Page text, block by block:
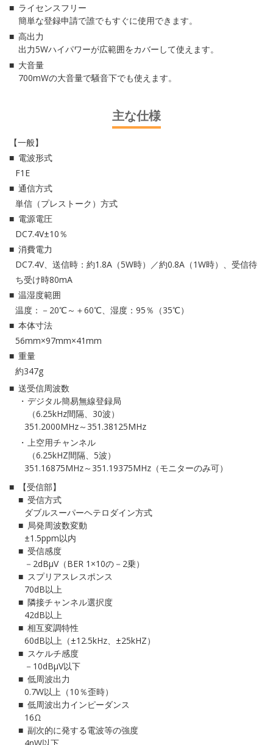
ライセンスフリー
簡単な登録申請で誰でもすぐに使用できます。
高出力
出力5Wハイパワーが広範囲をカバーして使えます。
大音量
700mWの大音量で騒音下でも使えます。
主な仕様
【一般】
電波形式
F1E
通信方式
単信（プレストーク）方式
電源電圧
DC7.4V±10％
消費電力
DC7.4V、送信時：約1.8A（5W時）／約0.8A（1W時）、受信待
ち受け時80mA
温湿度範囲
温度：－20℃～＋60℃、湿度：95％（35℃）
本体寸法
56mm×97mm×41mm
重量
約347g
送受信周波数
デジタル簡易無線登録局
（6.25kHz間隔、30波）
351.2000MHz～351.38125MHz
上空用チャンネル
（6.25kHZ間隔、5波）
351.16875MHz～351.19375MHz（モニターのみ可）
【受信部】
受信方式
ダブルスーパーヘテロダイン方式
局発周波数変動
±1.5ppm以内
受信感度
－2dBμV（BER 1×10の－2乗）
スプリアスレスポンス
70dB以上
隣接チャンネル選択度
42dB以上
相互変調特性
60dB以上（±12.5kHz、±25kHZ）
スケルチ感度
－10dBμV以下
低周波出力
0.7W以上（10％歪時）
低周波出力インピーダンス
16Ω
副次的に発する電波等の強度